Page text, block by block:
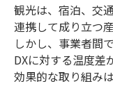
観光は、宿泊、交
連携して成り立つ産
しかし、事業者間
DXに対する温度差
効果的な取り組み